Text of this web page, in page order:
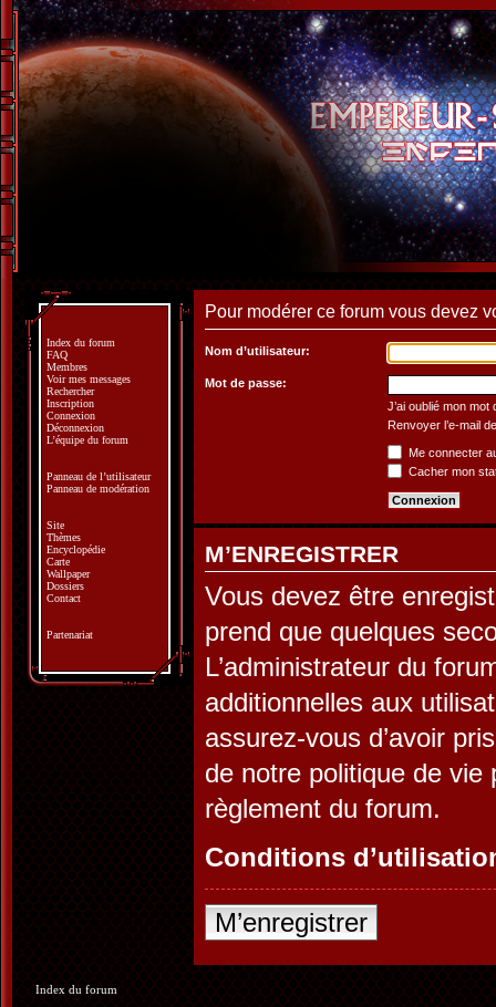
Pour modérer ce forum vous devez
Nom d’utilisateur:
Mot de passe:
J’ai oublié mon mot
Renvoyer l’e-mail
Me connecter
Cacher mon
M’ENREGISTRER
Vous devez être
prend que quelques
L’administrateur du
additionnelles aux
assurez-vous d’avoir
de notre politique de vie
règlement du forum.
Conditions
M’enregistrer
Index du forum
FAQ
Membres
Voir mes messages
Rechercher
Inscription
Connexion
Déconnexion
L’équipe du forum
Panneau de l’utilisateur
Panneau de modération
Site
Thèmes
Encyclopédie
Carte
Wallpaper
Dossiers
Contact
Partenariat
Index du forum